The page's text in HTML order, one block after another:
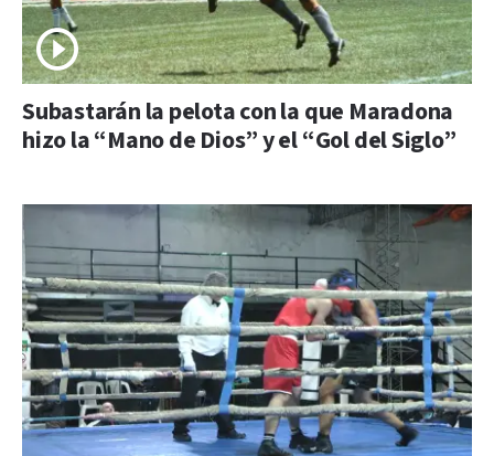
Subastarán la pelota con la que Maradona
hizo la “Mano de Dios” y el “Gol del Siglo”